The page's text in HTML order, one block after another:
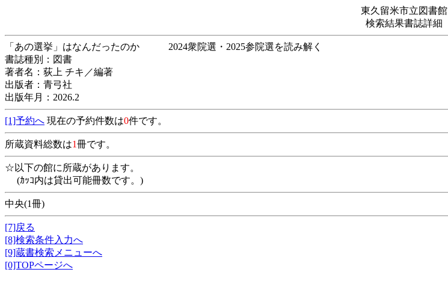
東久留米市立図書館
検索結果書誌詳細
「あの選挙」はなんだったのか 2024衆院選・2025参院選を読み解く
書誌種別：図書
著者名：荻上 チキ／編著
出版者：青弓社
出版年月：2026.2
[1]予約へ 現在の予約件数は0件です。
所蔵資料総数は1冊です。
☆以下の館に所蔵があります。
(ｶｯｺ内は貸出可能冊数です。)
中央(1冊)
[7]戻る
[8]検索条件入力へ
[9]蔵書検索メニューへ
[0]TOPページへ